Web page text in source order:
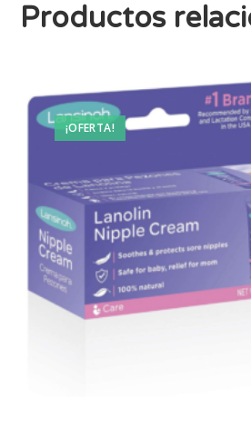
Productos
¡OFERTA!